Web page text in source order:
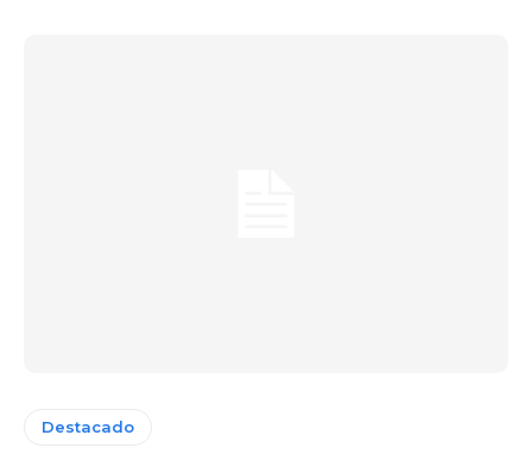
Destacado